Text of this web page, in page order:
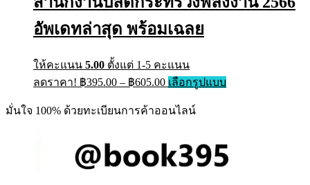
อัพเดทล่าสุด พร้อมเฉลย
ให้คะแนน 5.00 ตั้งแต่ 1-5 คะแนน
ลดราคา! ฿395.00 – ฿605.00 เลือกรูปแบบ
มั่นใจ 100% ด้วยทะเบียนการค้าออนไลน์